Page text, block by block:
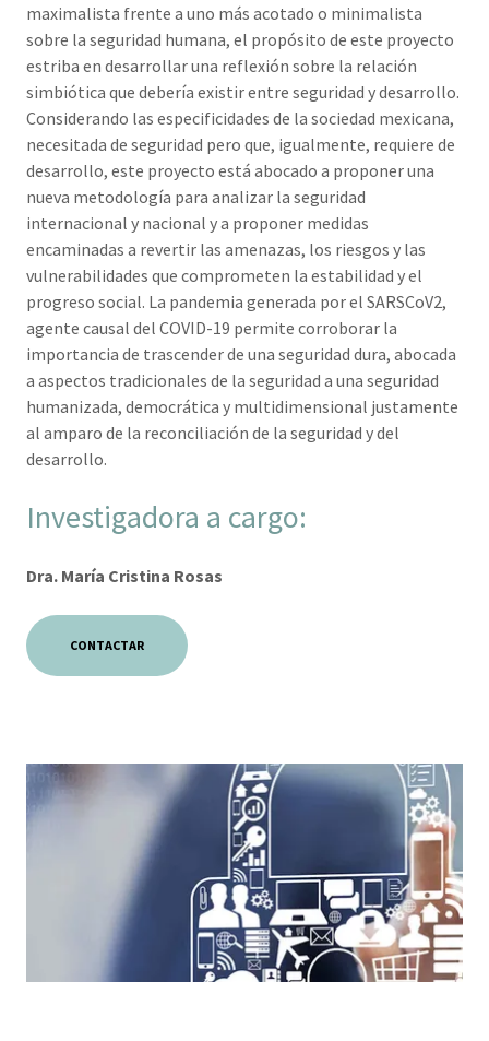
maximalista frente a uno más acotado o minimalista
sobre la seguridad humana, el propósito de este proyecto
estriba en desarrollar una reflexión sobre la relación
simbiótica que debería existir entre seguridad y desarrollo.
Considerando las especificidades de la sociedad mexicana,
necesitada de seguridad pero que, igualmente, requiere de
desarrollo, este proyecto está abocado a proponer una
nueva metodología para analizar la seguridad
internacional y nacional y a proponer medidas
encaminadas a revertir las amenazas, los riesgos y las
vulnerabilidades que comprometen la estabilidad y el
progreso social. La pandemia generada por el SARSCoV2,
agente causal del COVID-19 permite corroborar la
importancia de trascender de una seguridad dura, abocada
a aspectos tradicionales de la seguridad a una seguridad
humanizada, democrática y multidimensional justamente
al amparo de la reconciliación de la seguridad y del
desarrollo.
Investigadora a cargo:
Dra. María Cristina Rosas
CONTACTAR